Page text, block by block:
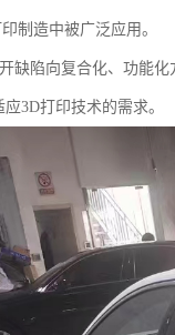
制造中被广泛应用。
缺陷向复合化、功能
3D打印技术的需求。